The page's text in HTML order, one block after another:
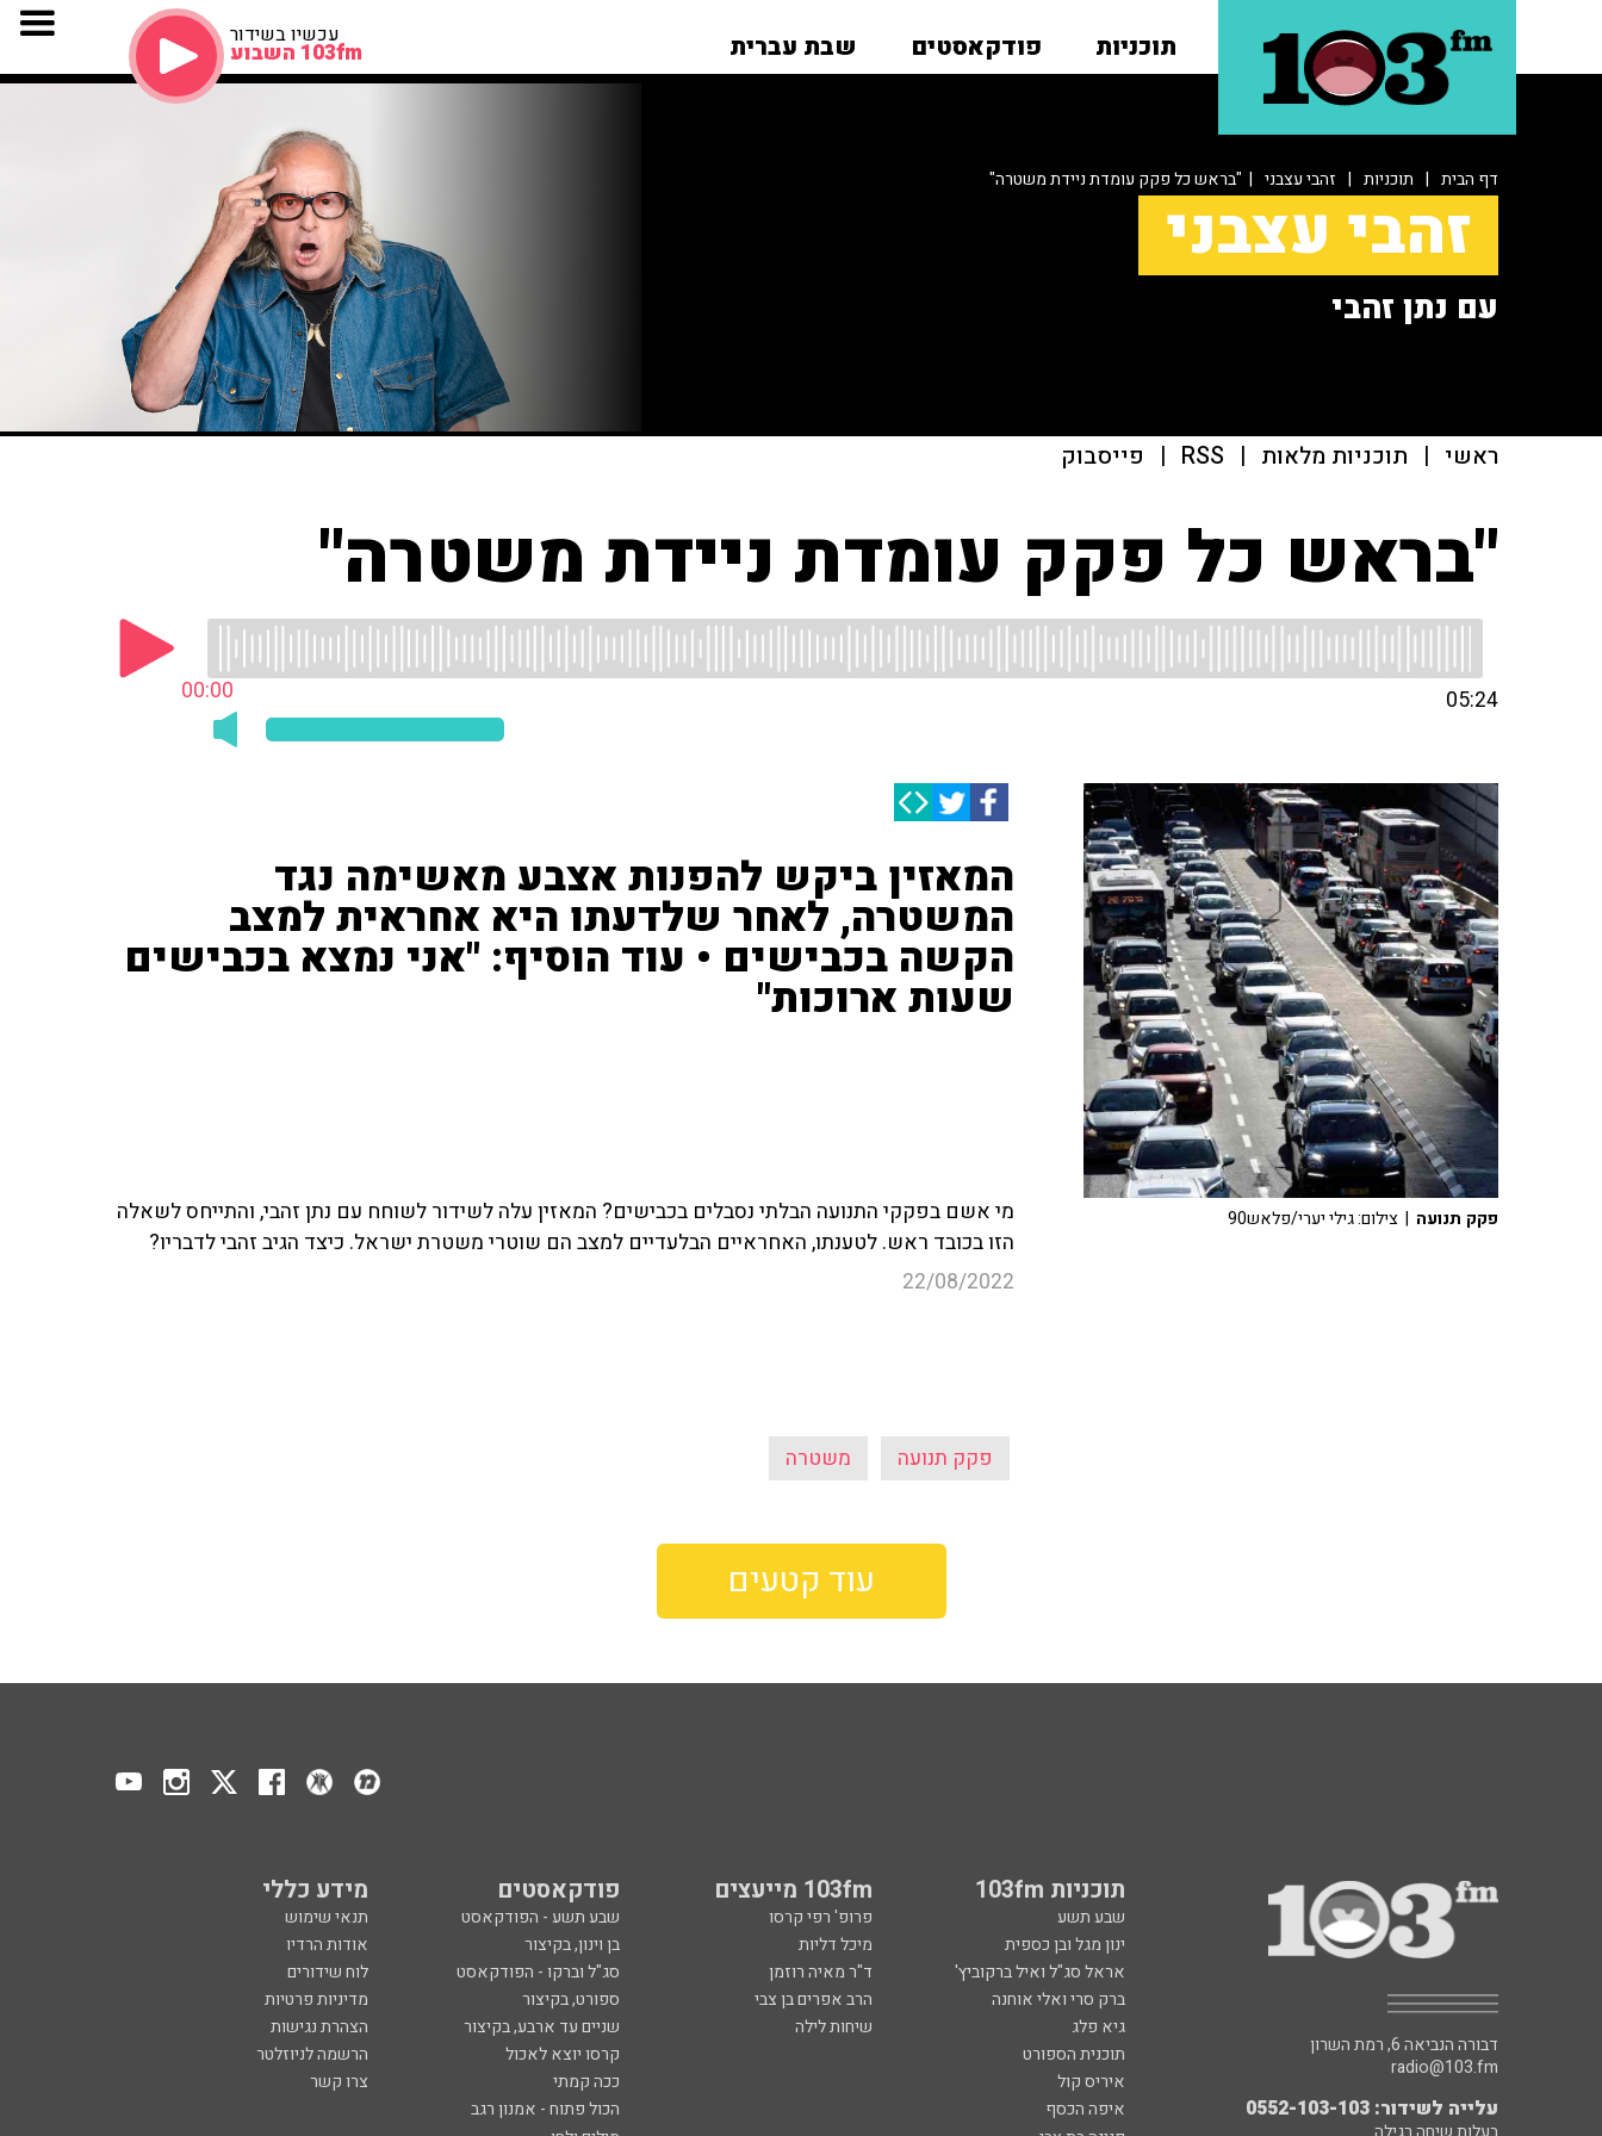
תוכניות פודקאסטים שבת עברית עכשיו בשידור
103fm השבוע
דף הבית | תוכניות | זהבי עצבני | "בראש כל פקק עומדת ניידת משטרה"
זהבי עצבני
עם נתן זהבי
ראשי | תוכניות מלאות |
RSS
| פייסבוק
"בראש כל פקק עומדת ניידת משטרה"
00:00 05:24
המאזין ביקש להפנות אצבע מאשימה נגד
המשטרה, לאחר שלדעתו היא אחראית למצב
הקשה בכבישים • עוד הוסיף: "אני נמצא בכבישים
שעות ארוכות"
מי אשם בפקקי התנועה הבלתי נסבלים בכבישים? המאזין עלה לשידור לשוחח עם נתן זהבי, והתייחס לשאלה
הזו בכובד ראש. לטענתו, האחראיים הבלעדיים למצב הם שוטרי משטרת ישראל. כיצד הגיב זהבי לדבריו?
22/08/2022
פקק תנועה משטרה
פקק תנועה | צילום: גילי יערי/פלאש90
עוד קטעים
תוכניות 103fm 103fm מייעצים פודקאסטים מידע כללי
שבע תשע פרופ' רפי קרסו שבע תשע - הפודקאסט
תנאי שימוש
ינון מגל ובן כספית
מיכל דליות בן וינון, בקיצור
אודות הרדיו
אראל סג"ל ואיל ברקוביץ'
ד"ר מאיה רוזמן סג"ל וברקו - הפודקאסט
לוח שידורים
ברק סרי ואלי אוחנה
הרב אפרים בן צבי ספורט, בקיצור
מדיניות פרטיות
גיא פלג
שיחות לילה שניים עד ארבע, בקיצור
הצהרת נגישות
תוכנית הספורט
קרסו יוצא לאכול
הרשמה לניוזלטר
איריס קול
ככה קמתי
צרו קשר
איפה הכסף
הכול פתוח - אמנון רגב
דבורה הנביאה 6, רמת השרון
radio@103.fm
עלייה לשידור: 0552-103-103